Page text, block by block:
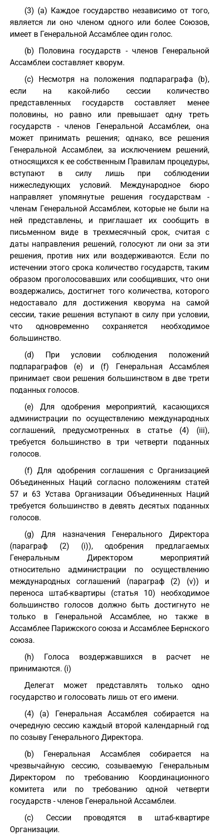
(3) (a) Каждое государство независимо от того,
является ли оно членом одного или более Союзов,
имеет в Генеральной Ассамблее один голос.
(b) Половина государств - членов Генеральной
Ассамблеи составляет кворум.
(c) Несмотря на положения подпараграфа (b),
если на какой-либо сессии количество
представленных государств составляет менее
половины, но равно или превышает одну треть
государств - членов Генеральной Ассамблеи, она
может принимать решения; однако, все решения
Генеральной Ассамблеи, за исключением решений,
относящихся к ее собственным Правилам процедуры,
вступают в силу лишь при соблюдении
нижеследующих условий. Международное бюро
направляет упомянутые решения государствам -
членам Генеральной Ассамблеи, которые не были на
ней представлены, и приглашает их сообщить в
письменном виде в трехмесячный срок, считая с
даты направления решений, голосуют ли они за эти
решения, против них или воздерживаются. Если по
истечении этого срока количество государств, таким
образом проголосовавших или сообщивших, что они
воздержались, достигнет того количества, которого
недоставало для достижения кворума на самой
сессии, такие решения вступают в силу при условии,
что одновременно сохраняется необходимое
большинство.
(d) При условии соблюдения положений
подпараграфов (e) и (f) Генеральная Ассамблея
принимает свои решения большинством в две трети
поданных голосов.
(e) Для одобрения мероприятий, касающихся
администрации по осуществлению международных
соглашений, предусмотренных в статье (4) (iii),
требуется большинство в три четверти поданных
голосов.
(f) Для одобрения соглашения с Организацией
Объединенных Наций согласно положениям статей
57 и 63 Устава Организации Объединенных Наций
требуется большинство в девять десятых поданных
голосов.
(g) Для назначения Генерального Директора
(параграф (2) (i)), одобрения предлагаемых
Генеральным Директором мероприятий
относительно администрации по осуществлению
международных соглашений (параграф (2) (v)) и
переноса штаб-квартиры (статья 10) необходимое
большинство голосов должно быть достигнуто не
только в Генеральной Ассамблее, но также в
Ассамблее Парижского союза и Ассамблее Бернского
союза.
(h) Голоса воздержавшихся в расчет не
принимаются. (i)
Делегат может представлять только одно
государство и голосовать лишь от его имени.
(4) (a) Генеральная Ассамблея собирается на
очередную сессию каждый второй календарный год
по созыву Генерального Директора.
(b) Генеральная Ассамблея собирается на
чрезвычайную сессию, созываемую Генеральным
Директором по требованию Координационного
комитета или по требованию одной четверти
государств - членов Генеральной Ассамблеи.
(c) Сессии проводятся в штаб-квартире
Организации.